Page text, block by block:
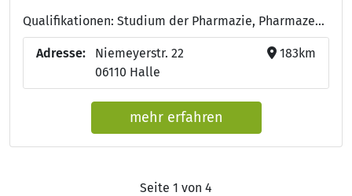
Qualifikationen: Studium der Pharmazie, Pharmazeutisch-technische/r Assistent/in - PTA
Adresse:
Niemeyerstr. 22
06110 Halle
183km
mehr erfahren
Seite 1 von 4